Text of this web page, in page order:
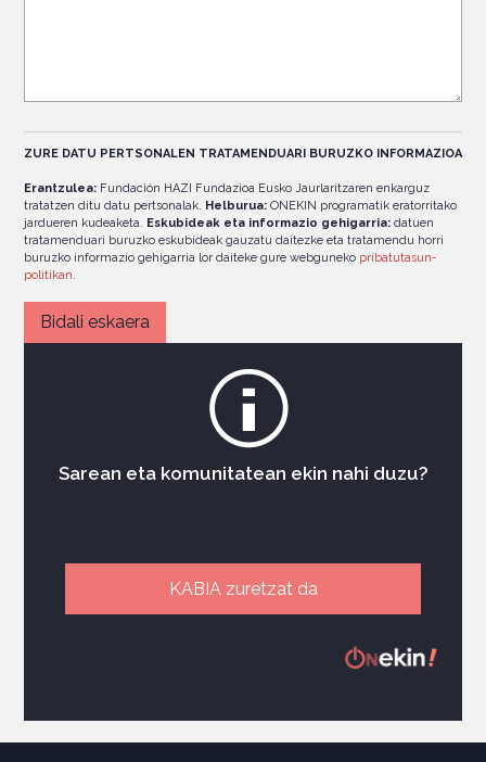
ZURE DATU PERTSONALEN TRATAMENDUARI BURUZKO INFORMAZIOA
Erantzulea: Fundación HAZI Fundazioa Eusko Jaurlaritzaren enkarguz
tratatzen ditu datu pertsonalak. Helburua: ONEKIN programatik eratorritako
jardueren kudeaketa. Eskubideak eta informazio gehigarria: datuen
tratamenduari buruzko eskubideak gauzatu daitezke eta tratamendu horri
buruzko informazio gehigarria lor daiteke gure webguneko pribatutasun-
politikan.
Sarean eta komunitatean ekin nahi duzu?
KABIA zuretzat da